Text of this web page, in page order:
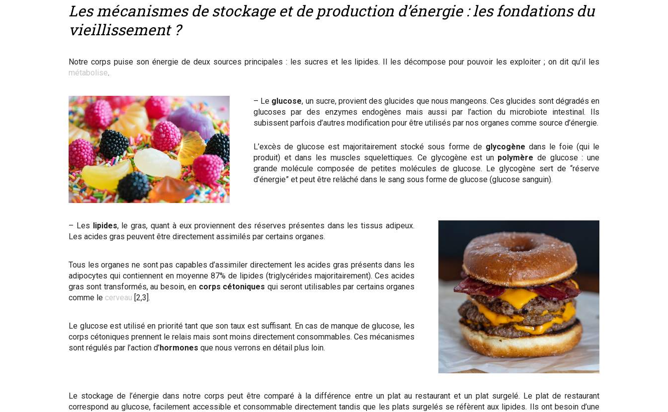
Les mécanismes de stockage et de production d’énergie : les fondations du
vieillissement ?
Notre corps puise son énergie de deux sources principales : les sucres et les lipides. Il les décompose pour pouvoir les exploiter ; on dit qu’il les
métabolise.
– Le glucose, un sucre, provient des glucides que nous mangeons. Ces glucides sont dégradés en
glucoses par des enzymes endogènes mais aussi par l’action du microbiote intestinal. Ils
subissent parfois d’autres modification pour être utilisés par nos organes comme source d’énergie.
L’excès de glucose est majoritairement stocké sous forme de glycogène dans le foie (qui le
produit) et dans les muscles squelettiques. Ce glycogène est un polymèrede glucose : une
grande molécule composée de petites molécules de glucose. Le glycogène sert de “réserve
d’énergie” et peut être relâché dans le sang sous forme de glucose (glucose sanguin).
– Les lipides, le gras, quant à eux proviennent des réserves présentes dans les tissus adipeux.
Les acides gras peuvent être directement assimilés par certains organes.
Tous les organes ne sont pas capables d’assimiler directement les acides gras présents dans les
adipocytes qui contiennent en moyenne 87% de lipides (triglycérides majoritairement). Ces acides
gras sont transformés, au besoin, en corps cétoniques qui seront utilisables par certains organes
comme le cerveau [2,3].
Le glucose est utilisé en priorité tant que son taux est suffisant. En cas de manque de glucose, les
corps cétoniques prennent le relais mais sont moins directement consommables. Ces mécanismes
sont régulés par l’action d’hormones que nous verrons en détail plus loin.
Le stockage de l’énergie dans notre corps peut être comparé à la différence entre un plat au restaurant et un plat surgelé. Le plat de restaurant
correspond au glucose, facilement accessible et consommable directement tandis que les plats surgelés se réfèrent aux lipides. Ils ont besoin d’une